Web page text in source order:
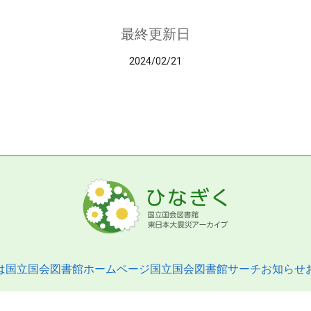
最終更新日
2024/02/21
国立国会図書館ホームページ国立国会図書館サーチお知らせ